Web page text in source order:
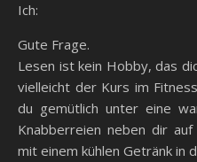
Ich:
Gute Frage.
Lesen ist kein Hobby, das
vielleicht der Kurs im
du gemütlich unter eine
Knabberreien neben dir
mit einem kühlen Getränk in